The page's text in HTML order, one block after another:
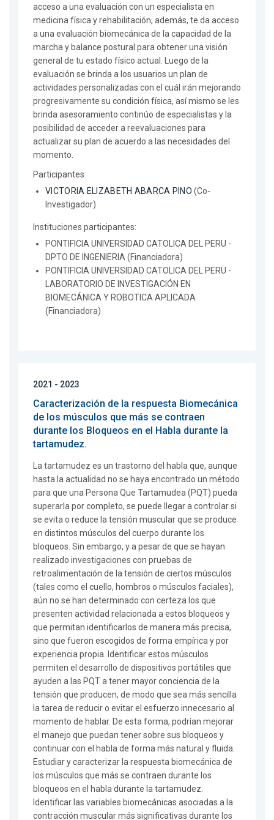
acceso a una evaluación con un especialista en
medicina física y rehabilitación, además, te da acceso
a una evaluación biomecánica de la capacidad de la
marcha y balance postural para obtener una visión
general de tu estado físico actual. Luego de la
evaluación se brinda a los usuarios un plan de
actividades personalizadas con el cuál irán mejorando
progresivamente su condición física, así mismo se les
brinda asesoramiento continúo de especialistas y la
posibilidad de acceder a reevaluaciones para
actualizar su plan de acuerdo a las necesidades del
momento.
Participantes:
VICTORIA ELIZABETH ABARCA PINO (Co-
Investigador)
Instituciones participantes:
PONTIFICIA UNIVERSIDAD CATOLICA DEL PERU -
DPTO DE INGENIERIA (Financiadora)
PONTIFICIA UNIVERSIDAD CATOLICA DEL PERU -
LABORATORIO DE INVESTIGACIÓN EN
BIOMECÁNICA Y ROBOTICA APLICADA
(Financiadora)
2021 - 2023
Caracterización de la respuesta Biomecánica
de los músculos que más se contraen
durante los Bloqueos en el Habla durante la
tartamudez.
La tartamudez es un trastorno del habla que, aunque
hasta la actualidad no se haya encontrado un método
para que una Persona Que Tartamudea (PQT) pueda
superarla por completo, se puede llegar a controlar si
se evita o reduce la tensión muscular que se produce
en distintos músculos del cuerpo durante los
bloqueos. Sin embargo, y a pesar de que se hayan
realizado investigaciones con pruebas de
retroalimentación de la tensión de ciertos músculos
(tales como el cuello, hombros o músculos faciales),
aún no se han determinado con certeza los que
presenten actividad relacionada a estos bloqueos y
que permitan identificarlos de manera más precisa,
sino que fueron escogidos de forma empírica y por
experiencia propia. Identificar estos músculos
permiten el desarrollo de dispositivos portátiles que
ayuden a las PQT a tener mayor conciencia de la
tensión que producen, de modo que sea más sencilla
la tarea de reducir o evitar el esfuerzo innecesario al
momento de hablar. De esta forma, podrían mejorar
el manejo que puedan tener sobre sus bloqueos y
continuar con el habla de forma más natural y fluida.
Estudiar y caracterizar la respuesta biomecánica de
los músculos que más se contraen durante los
bloqueos en el habla durante la tartamudez.
Identificar las variables biomecánicas asociadas a la
contracción muscular más significativas durante los